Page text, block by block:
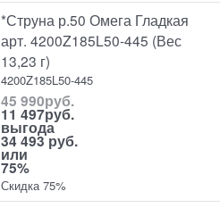
*Струна р.50 Омега Гладкая
арт. 4200Z185L50-445 (Вес
13,23 г)
4200Z185L50-445
45 990руб.
11 497руб.
выгода
34 493 руб.
или
75%
Скидка 75%